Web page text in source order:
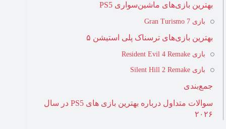
بهترین بازی‌های ماشین‌سواری PS5
بازی Gran Turismo 7
بهترین بازی‌های ترسناک پلی استیشن ۵
بازی Resident Evil 4 Remake
بازی Silent Hill 2 Remake
جمع‌بندی
سوالات متداول درباره بهترین بازی‌ های PS5 در سال
۲۰۲۶